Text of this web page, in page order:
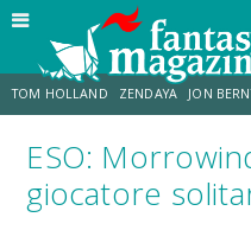
TOM HOLLAND ZENDAYA JON
STRANIMONDI LUCCA COMICS &
ESO:
giocatore